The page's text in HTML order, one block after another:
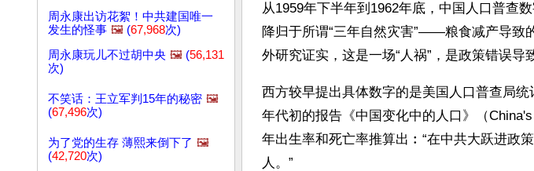
周永康出访花絮！中共建国唯一
发生的怪事 🖼️ (67,968次)
周永康玩儿不过胡中央 🖼️ (56,131
次)
不笑话：王立军判15年的秘密 🖼️
(67,496次)
为了党的生存 薄熙来倒下了 🖼️
(42,720次)
从1959年下半年到1962年底，中国人口普查
降归于所谓“三年自然灾害”——粮食减产导致
外研究证实，这是一场“人祸”，是政策错误导
西方较早提出具体数字的是美国人口普查局
年代初的报告《中国变化中的人口》（
年出生率和死亡率推算出︰“在中共大跃进政
人。”